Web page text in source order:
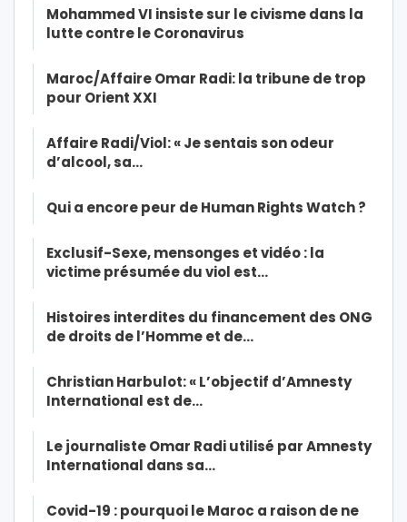
Mohammed VI insiste sur le civisme dans la
lutte contre le Coronavirus
Maroc/Affaire Omar Radi: la tribune de trop
pour Orient XXI
Affaire Radi/Viol: « Je sentais son odeur
d’alcool, sa…
Qui a encore peur de Human Rights Watch ?
Exclusif-Sexe, mensonges et vidéo : la
victime présumée du viol est…
Histoires interdites du financement des ONG
de droits de l’Homme et de…
Christian Harbulot: « L’objectif d’Amnesty
International est de…
Le journaliste Omar Radi utilisé par Amnesty
International dans sa…
Covid-19 : pourquoi le Maroc a raison de ne